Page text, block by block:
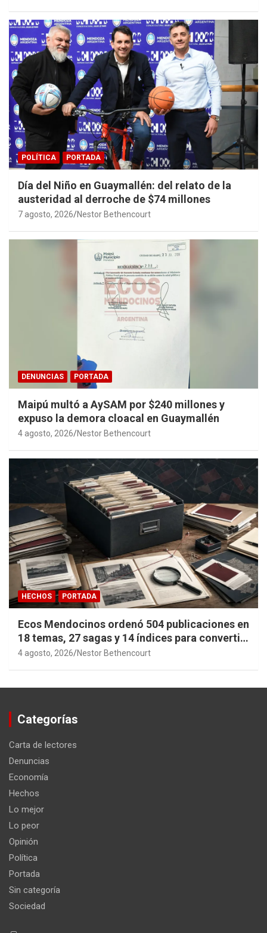
POLÍTICA PORTADA
Día del Niño en Guaymallén: del relato de la
austeridad al derroche de $74 millones
7 agosto, 2026 Nestor Bethencourt
DENUNCIAS PORTADA
Maipú multó a AySAM por $240 millones y
expuso la demora cloacal en Guaymallén
4 agosto, 2026 Nestor Bethencourt
HECHOS PORTADA
Ecos Mendocinos ordenó 504 publicaciones en
18 temas, 27 sagas y 14 índices para convertir
años de investigación en memoria pública
4 agosto, 2026 Nestor Bethencourt
Categorías
Carta de lectores
Denuncias
Economía
Hechos
Lo mejor
Lo peor
Opinión
Política
Portada
Sin categoría
Sociedad